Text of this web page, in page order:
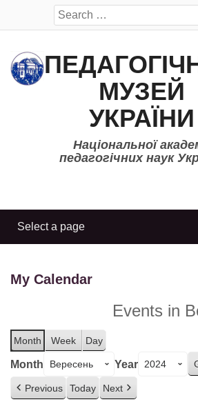
Search
for:
МУЗЕЙ
УКРАЇНИ
Національної
педагогічних наук
My Calendar
Events in
Month Week Day
Month Year
Previous Today Next